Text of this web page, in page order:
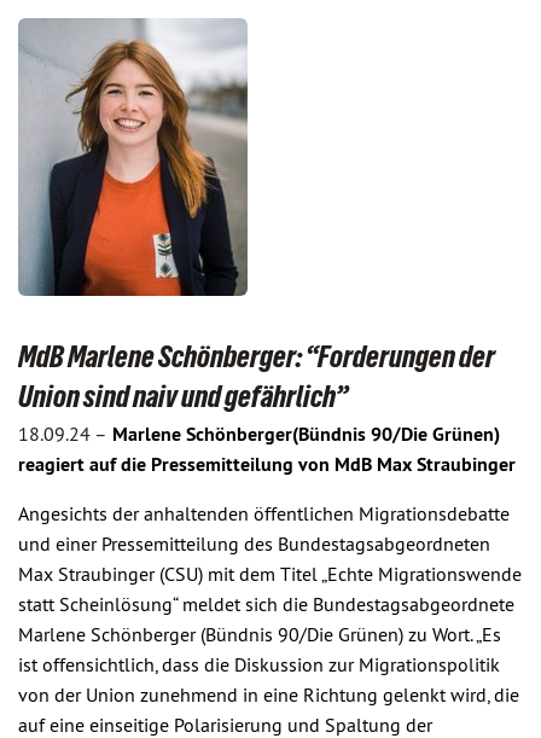
MdB Marlene Schönberger: “Forderungen der
Union sind naiv und gefährlich”
18.09.24 – Marlene Schönberger(Bündnis 90/Die Grünen)
reagiert auf die Pressemitteilung von MdB Max Straubinger
Angesichts der anhaltenden öffentlichen Migrationsdebatte
und einer Pressemitteilung des Bundestagsabgeordneten
Max Straubinger (CSU) mit dem Titel „Echte Migrationswende
statt Scheinlösung“ meldet sich die Bundestagsabgeordnete
Marlene Schönberger (Bündnis 90/Die Grünen) zu Wort. „Es
ist offensichtlich, dass die Diskussion zur Migrationspolitik
von der Union zunehmend in eine Richtung gelenkt wird, die
auf eine einseitige Polarisierung und Spaltung der